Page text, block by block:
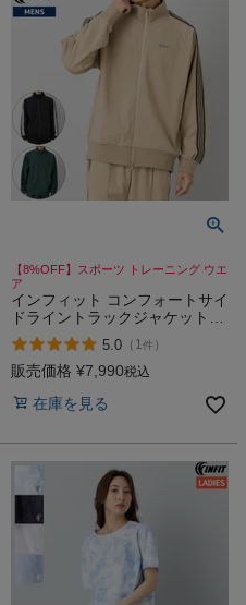
【8%OFF】スポーツ トレーニング ウエ
ア
インフィット コンフォートサイ
ドライントラックジャケット
INFIT
5.0 （ 1件 ）
販売価格 ¥7,990税込
在庫を見る